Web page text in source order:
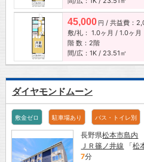
45,000 円 / 共益費：
敷/礼： 1.0ヶ月 / 1.0ヶ月
階 数：2階
間/広：1K / 23.51㎡
ダイヤモンドムーン
敷金ゼロ 駐車場あり バス・トイレ別
長野県松本市島内
ＪＲ篠ノ井線 「松
7分